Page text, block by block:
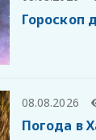
Гороскоп
08.08.2026
Погода в